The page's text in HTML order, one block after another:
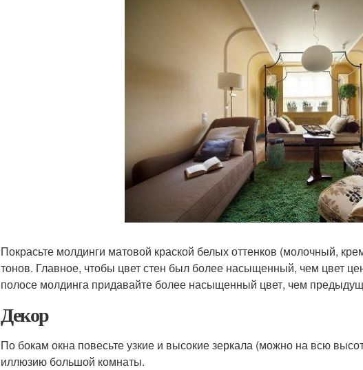
Покрасьте молдинги матовой краской белых оттенков (молочный,
тонов. Главное, чтобы цвет стен был более насыщенный, чем цвет
полосе молдинга придавайте более насыщенный цвет, чем
Декор
По бокам окна повесьте узкие и высокие зеркала (можно на всю
иллюзию большой комнаты.